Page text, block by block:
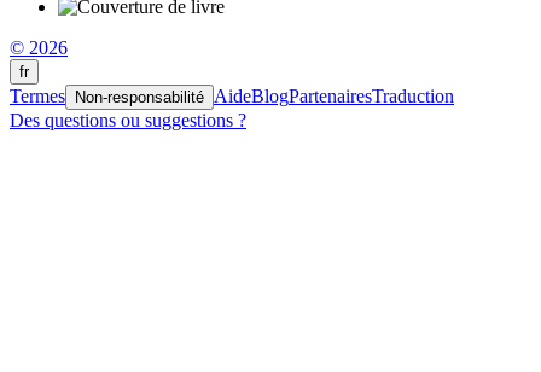
© 2026
fr
Termes Non-responsabilité AideBlogPartenairesTraduction
Des questions ou suggestions ?